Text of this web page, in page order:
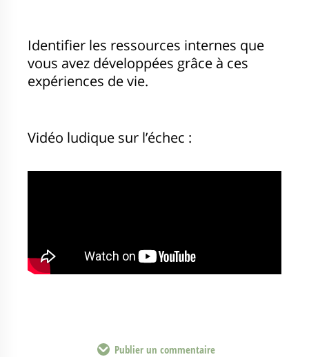
Identifier les ressources internes que
vous avez développées grâce à ces
expériences de vie.
Vidéo ludique sur l’échec :
Publier un commentaire